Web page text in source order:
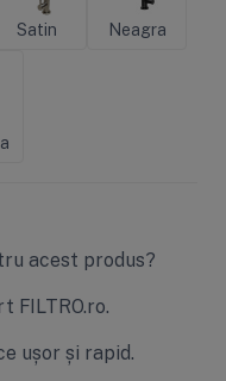
Satin Neagra
acest produs?
FILTRO.ro.
ușor și rapid.